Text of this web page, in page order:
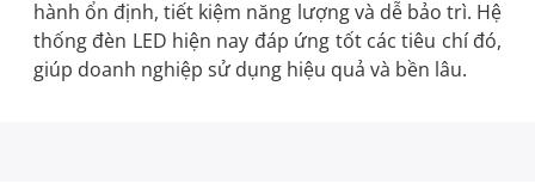
hành ổn định, tiết kiệm năng lượng và dễ bảo trì. Hệ
thống đèn LED hiện nay đáp ứng tốt các tiêu chí đó,
giúp doanh nghiệp sử dụng hiệu quả và bền lâu.